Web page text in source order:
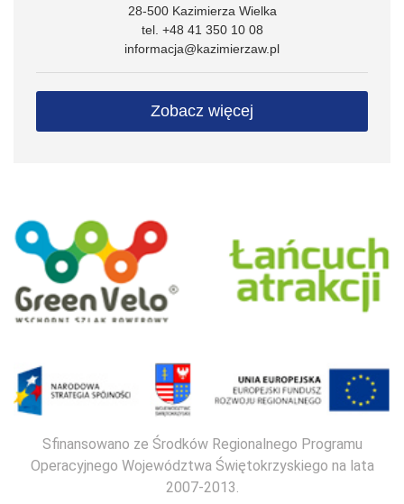
28-500 Kazimierza Wielka
tel. +48 41 350 10 08
informacja@kazimierzaw.pl
Zobacz więcej
Sfinansowano ze Środków Regionalnego Programu
Operacyjnego Województwa Świętokrzyskiego na lata
2007-2013.